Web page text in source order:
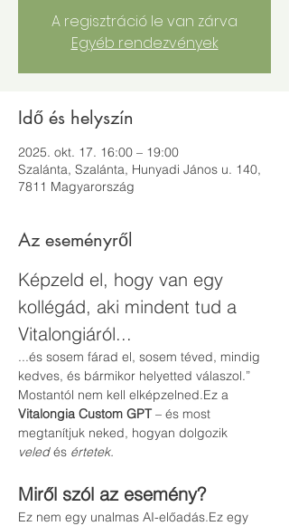
A regisztráció le van zárva
Egyéb rendezvények
Idő és helyszín
2025. okt. 17. 16:00 – 19:00
Szalánta, Szalánta, Hunyadi János u. 140,
7811 Magyarország
Az eseményről
Képzeld el, hogy van egy
kollégád, aki mindent tud a
Vitalongiáról...
...és sosem fárad el, sosem téved, mindig
kedves, és bármikor helyetted válaszol.”
Mostantól nem kell elképzelned.Ez a
Vitalongia Custom GPT – és most
megtanítjuk neked, hogyan dolgozik
veled és értetek.
Miről szól az esemény?
Ez nem egy unalmas AI-előadás.Ez egy